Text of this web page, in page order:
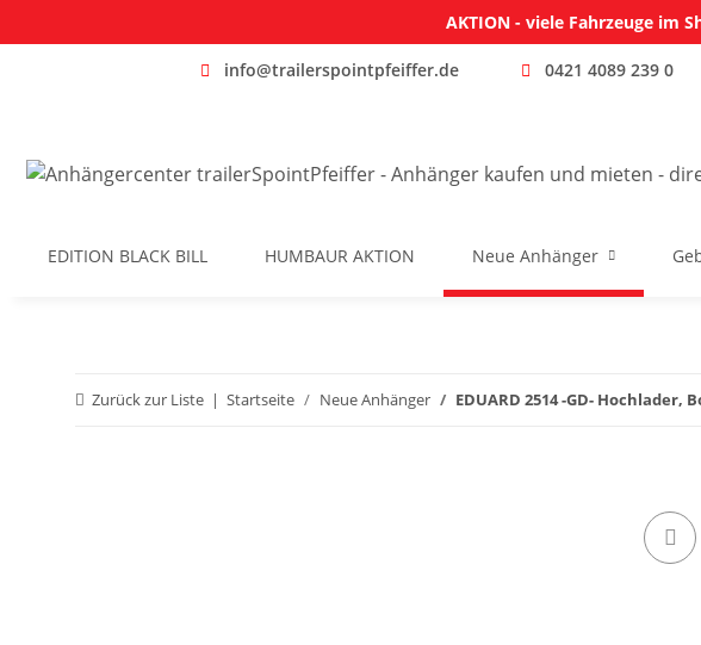
AKTION - viele Fahrzeuge im
info@trailerspointpfeiffer.de 0421 4089 239 0
EDITION BLACK BILL HUMBAUR AKTION Neue Anhänger
Zurück zur Liste Startseite Neue Anhänger EDUARD 2514 -GD- Hochlader,